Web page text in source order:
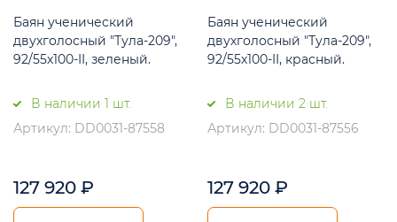
Баян ученический
двухголосный "Тула-209",
92/55х100-II, зеленый.
В наличии 1 шт.
Артикул: DD0031-87558
127 920 ₽
Баян ученический
двухголосный "Тула-209",
92/55х100-II, красный.
В наличии 2 шт.
Артикул: DD0031-87556
127 920 ₽